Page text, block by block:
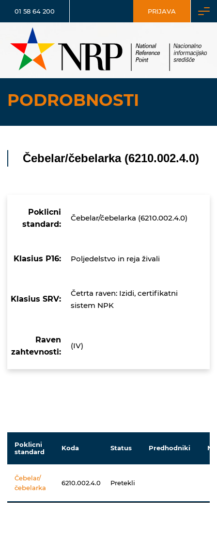
01 58 64 200 PRIJAVA
PODROBNOSTI
Čebelar/čebelarka (6210.002.4.0)
Poklicni
standard:
Čebelar/čebelarka (6210.002.4.0)
Klasius P16: Poljedelstvo in reja živali
Klasius SRV:
Četrta raven: Izidi, certifikatni
sistem NPK
Raven
zahtevnosti:
(IV)
Poklicni
standard
Koda Status Predhodniki
Čebelar/
čebelarka
6210.002.4.0 Pretekli